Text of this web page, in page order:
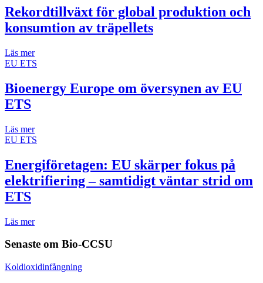
Rekordtillväxt för global produktion och
konsumtion av träpellets
Läs mer
EU ETS
Bioenergy Europe om översynen av EU
ETS
Läs mer
EU ETS
Energiföretagen: EU skärper fokus på
elektrifiering – samtidigt väntar strid om
ETS
Läs mer
Senaste om Bio-CCSU
Koldioxidinfångning